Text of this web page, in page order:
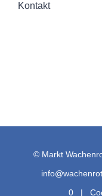
Kontakt
© Markt
0 |